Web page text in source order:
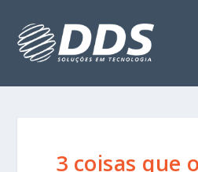
3 coisas que